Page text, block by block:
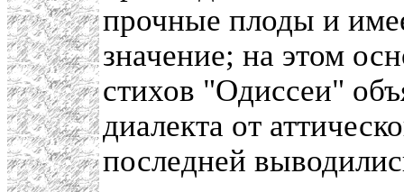
прочные плоды и
значение; на этом
стихов "Одиссеи"
диалекта от
последней